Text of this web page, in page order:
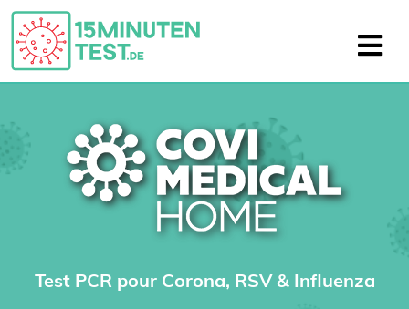
Test PCR pour Corona, RSV & Influenza